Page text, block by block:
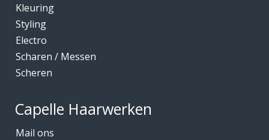
Kleuring
Styling
Electro
Scharen / Messen
Scheren
Capelle Haarwerken
Mail ons